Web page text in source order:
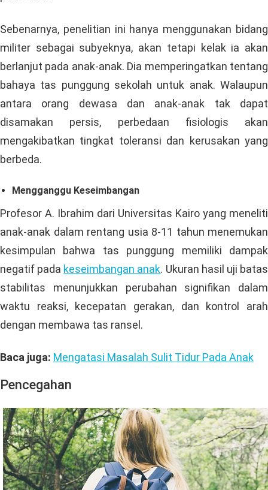
Sebenarnya, penelitian ini hanya menggunakan bidang
militer sebagai subyeknya, akan tetapi kelak ia akan
berlanjut pada anak-anak. Dia memperingatkan tentang
bahaya tas punggung sekolah untuk anak. Walaupun
antara orang dewasa dan anak-anak tak dapat
disamakan persis, perbedaan fisiologis akan
mengakibatkan tingkat toleransi dan kerusakan yang
berbeda.
Mengganggu Keseimbangan
Profesor A. Ibrahim dari Universitas Kairo yang meneliti
anak-anak dalam rentang usia 8-11 tahun menemukan
kesimpulan bahwa tas punggung memiliki dampak
negatif pada keseimbangan anak. Ukuran hasil uji batas
stabilitas menunjukkan perubahan signifikan dalam
waktu reaksi, kecepatan gerakan, dan kontrol arah
dengan membawa tas ransel.
Baca juga: Mengatasi Masalah Sulit Tidur Pada Anak
Pencegahan